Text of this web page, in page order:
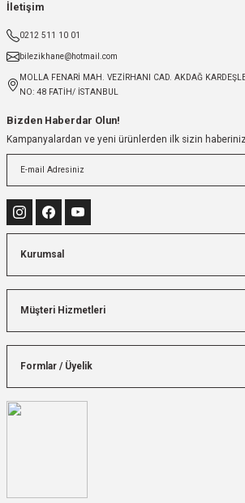
İletişim
0212 511 10 01
bilezikhane@hotmail.com
MOLLA FENARİ MAH. VEZİRHANI CAD. AKDAĞ
NO: 48 FATİH/ İSTANBUL
Bizden Haberdar Olun!
Kampanyalardan ve yeni ürünlerden ilk sizin
Kurumsal
Müşteri Hizmetleri
Formlar / Üyelik